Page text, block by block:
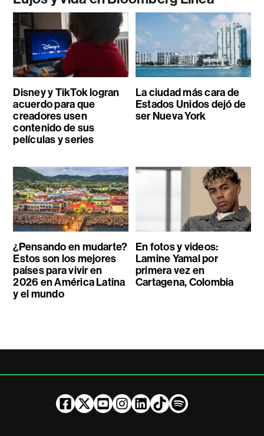
Disney y TikTok logran
acuerdo para que
creadores usen
contenido de sus
películas y series
La ciudad más cara de
Estados Unidos dejó de
ser Nueva York
¿Pensando en mudarte?
Estos son los mejores
países para vivir en
2026 en América Latina
y el mundo
En fotos y videos:
Lamine Yamal por
primera vez en
Cartagena, Colombia